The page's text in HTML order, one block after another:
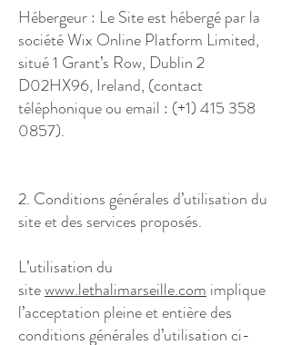
Hébergeur : Le Site est hébergé par la
société Wix Online Platform Limited,
situé 1 Grant’s Row, Dublin 2
D02HX96, Ireland, (contact
téléphonique ou email : (+1)415 358
0857).
2. Conditions générales d’utilisation du
site et des services proposés.
L’utilisation du
sitewww.lethalimarseille.com implique
l’acceptation pleine et entière des
conditions générales d’utilisation ci-